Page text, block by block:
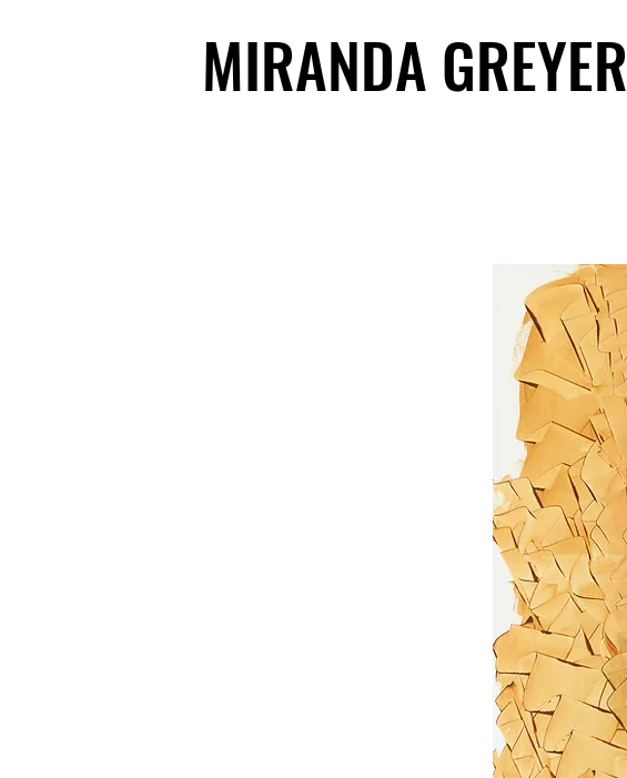
MIRANDA GREYER